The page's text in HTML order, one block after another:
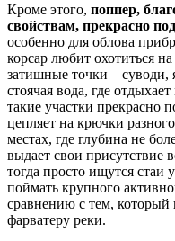
Кроме этого, поппер,
свойствам, прекрасно
особенно для облова
корсар любит охотиться
затишные точки –
стоячая вода, где
такие участки прекрасно
цепляет на крючки
местах, где глубина не
выдает свои присутствие
тогда просто ищутся стаи
поймать крупного
сравнению с тем, который
фарватеру реки.